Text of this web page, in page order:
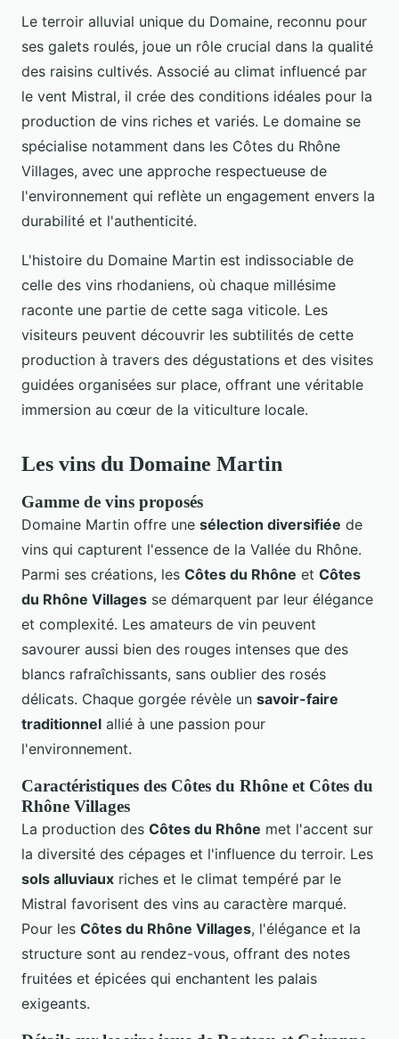
Le terroir alluvial unique du Domaine, reconnu pour
ses galets roulés, joue un rôle crucial dans la qualité
des raisins cultivés. Associé au climat influencé par
le vent Mistral, il crée des conditions idéales pour la
production de vins riches et variés. Le domaine se
spécialise notamment dans les Côtes du Rhône
Villages, avec une approche respectueuse de
l'environnement qui reflète un engagement envers la
durabilité et l'authenticité.
L'histoire du Domaine Martin est indissociable de
celle des vins rhodaniens, où chaque millésime
raconte une partie de cette saga viticole. Les
visiteurs peuvent découvrir les subtilités de cette
production à travers des dégustations et des visites
guidées organisées sur place, offrant une véritable
immersion au cœur de la viticulture locale.
Les vins du Domaine Martin
Gamme de vins proposés
Domaine Martin offre une sélection diversifiée de
vins qui capturent l'essence de la Vallée du Rhône.
Parmi ses créations, les Côtes du Rhône et Côtes
du Rhône Villages se démarquent par leur élégance
et complexité. Les amateurs de vin peuvent
savourer aussi bien des rouges intenses que des
blancs rafraîchissants, sans oublier des rosés
délicats. Chaque gorgée révèle un savoir-faire
traditionnel allié à une passion pour
l'environnement.
Caractéristiques des Côtes du Rhône et Côtes du
Rhône Villages
La production des Côtes du Rhône met l'accent sur
la diversité des cépages et l'influence du terroir. Les
sols alluviaux riches et le climat tempéré par le
Mistral favorisent des vins au caractère marqué.
Pour les Côtes du Rhône Villages, l'élégance et la
structure sont au rendez-vous, offrant des notes
fruitées et épicées qui enchantent les palais
exigeants.